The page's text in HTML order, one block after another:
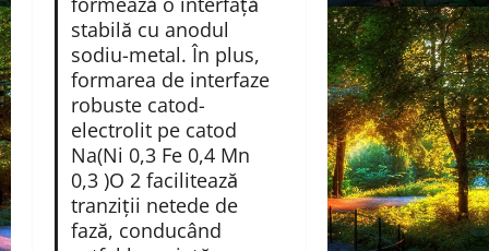
stabilă cu anodul
sodiu-metal. În plus,
formarea de interfaze
robuste catod-
electrolit pe catod
Na(Ni 0,3 Fe 0,4 Mn
0,3 )O 2 facilitează
tranziții netede de
fază, conducând